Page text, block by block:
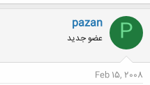
P
pazan
عضو جدید
Feb 15, 2008